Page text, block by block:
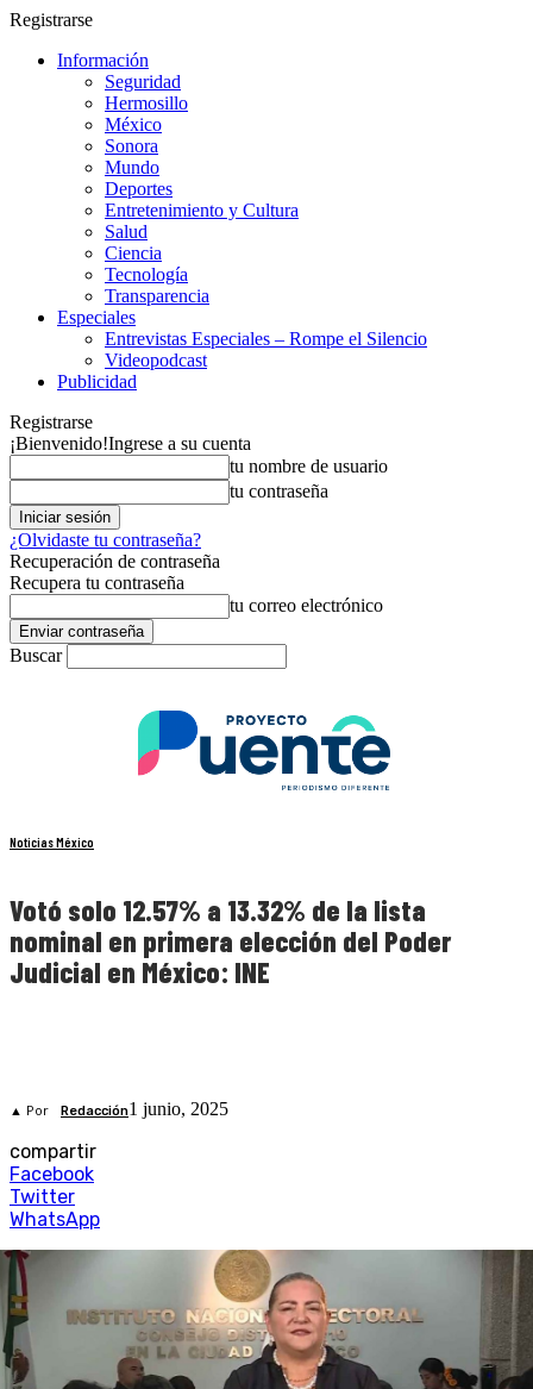
Registrarse
Información
Seguridad
Hermosillo
México
Sonora
Mundo
Deportes
Entretenimiento y Cultura
Salud
Ciencia
Tecnología
Transparencia
Especiales
Entrevistas Especiales – Rompe el Silencio
Videopodcast
Publicidad
Registrarse
¡Bienvenido!Ingrese a su cuenta
tu nombre de usuario
tu contraseña
¿Olvidaste tu contraseña?
Recuperación de contraseña
Recupera tu contraseña
tu correo electrónico
Buscar
Noticias México
Votó solo 12.57% a 13.32% de la lista
nominal en primera elección del Poder
Judicial en México: INE
▲ Por Redacción1 junio, 2025
compartir
Facebook
Twitter
WhatsApp